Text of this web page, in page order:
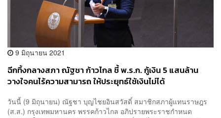
9 มิถุนายน 2021
ฉีกทิ้งกลางสภา ณัฐชา ก้าวไกล ชี้ พ.ร.ก. กู้เงิน 5 แสนล้าน
วางใจคนไร้ความสามารถ ให้ประยุทธ์ใช้เงินไม่ได้
วันนี้ (9 มิถุนายน) ณัฐชา บุญไชยอินสวัสดิ์ สมาชิกสภาผู้แทนราษฎร
(ส.ส.) กรุงเทพมหานคร พรรคก้าวไกล อภิปรายพระราชกำหนด